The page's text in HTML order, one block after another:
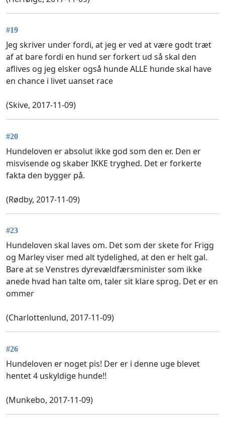
#19
Jeg skriver under fordi, at jeg er ved at være godt træt
af at bare fordi en hund ser forkert ud så skal den
aflives og jeg elsker også hunde ALLE hunde skal have
en chance i livet uanset race
(Skive, 2017-11-09)
#20
Hundeloven er absolut ikke god som den er. Den er
misvisende og skaber IKKE tryghed. Det er forkerte
fakta den bygger på.
(Rødby, 2017-11-09)
#23
Hundeloven skal laves om. Det som der skete for Frigg
og Marley viser med alt tydelighed, at den er helt gal.
Bare at se Venstres dyrevældfærsminister som ikke
anede hvad han talte om, taler sit klare sprog. Det er en
ommer
(Charlottenlund, 2017-11-09)
#26
Hundeloven er noget pis! Der er i denne uge blevet
hentet 4 uskyldige hunde!!
(Munkebo, 2017-11-09)